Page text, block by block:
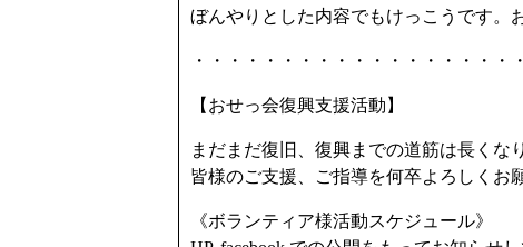
ぼんやりとした内容でもけっこうです。
・・・・・・・・・・・・・・・・・・
【おせっ会復興支援活動】
まだまだ復旧、復興までの道筋は長くな
皆様のご支援、ご指導を何卒よろしくお
《ボランティア様活動スケジュール》